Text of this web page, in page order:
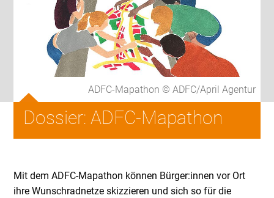
ADFC-Mapathon © ADFC/April Agentur
Dossier: ADFC-Mapathon
Mit dem ADFC-Mapathon können Bürger:innen vor Ort
ihre Wunschradnetze skizzieren und sich so für die